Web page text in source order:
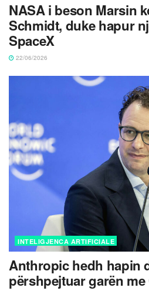
NASA i beson Marsin
Schmidt, duke hapur
SpaceX
22/06/2026
INTELIGJENCA ARTIFICIALE
Anthropic hedh hapin
përshpejtuar garën me